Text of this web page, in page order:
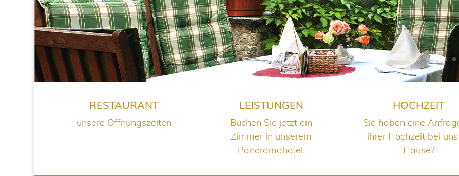
RESTAURANT
unsere Öffnungszeiten
LEISTUNGEN
Buchen Sie jetzt ein
Zimmer in unserem
Panoramahotel.
HOCHZEIT
Sie haben eine
ihrer Hochzeit bei
Hause?